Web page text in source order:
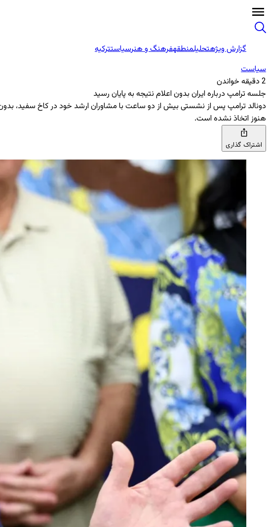
گزارش ویژهتحلیلمنطقهفرهنگ و هنرسیاستترکیه
سیاست
2 دقیقه خواندن
جلسه ترامپ درباره ایران بدون اعلام نتیجه به پایان رسید
دونالد ترامپ پس از نشستی بیش از دو ساعت با مشاوران ارشد خود در کاخ سفید، بدون
هنوز اتخاذ نشده است.
اشتراک گذاری